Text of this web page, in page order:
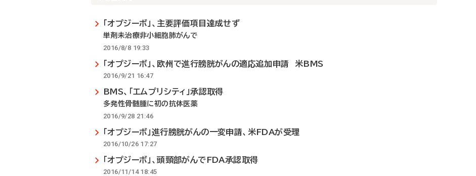
「オプジーボ」、主要評価項目達成せず
単剤未治療非小細胞肺がんで
2016/8/8 19:33
「オプジーボ」、欧州で進行膀胱がんの適応追加申請 米BMS
2016/9/21 16:47
BMS、「エムプリシティ」承認取得
多発性骨髄腫に初の抗体医薬
2016/9/28 21:46
「オプジーボ」進行膀胱がんの一変申請、米FDAが受理
2016/10/26 17:27
「オプジーボ」、頭頸部がんでFDA承認取得
2016/11/14 18:45